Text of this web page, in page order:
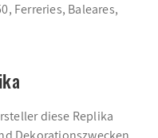
Ferreries, Baleares,
diese Replika